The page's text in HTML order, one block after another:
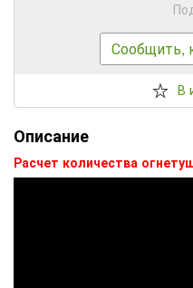
Сообщить,
В
Описание
Расчет количества